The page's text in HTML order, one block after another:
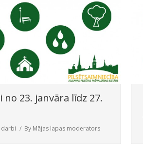
23. janvāra līdz 27.
darbi By Mājas lapas moderators